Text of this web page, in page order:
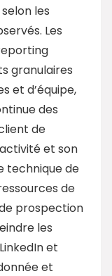
les
Les
granulaires
et d’équipe,
des
de
et son
technique de
de
prospection
les
et
et